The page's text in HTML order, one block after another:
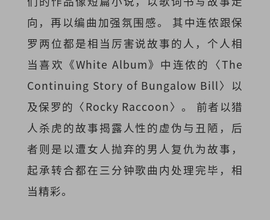
向，再以编曲加强氛围感。 其中连侬跟保
罗两位都是相当厉害说故事的人，个人相
当喜欢《White Album》中 连侬的〈The
Continuing Story of Bungalow Bill〉以
及保罗的〈Rocky Raccoon〉。 前者以猎
人杀虎的故事揭露人性的虚伪与丑陋，后
者则是以遭女人抛弃的男人复仇为故事，
起承转合都在三分钟歌曲内处理完毕，相
当精彩。